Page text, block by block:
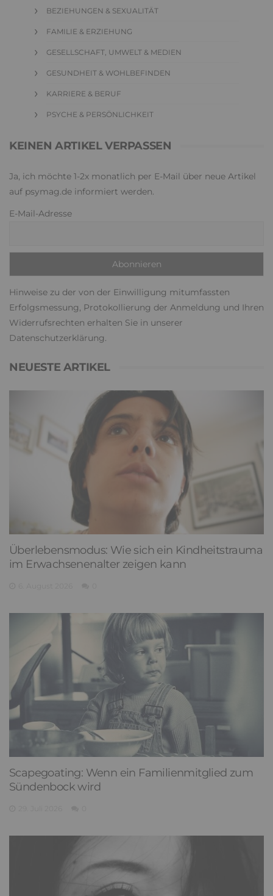
BEZIEHUNGEN & SEXUALITÄT
FAMILIE & ERZIEHUNG
GESELLSCHAFT, UMWELT & MEDIEN
GESUNDHEIT & WOHLBEFINDEN
KARRIERE & BERUF
PSYCHE & PERSÖNLICHKEIT
KEINEN ARTIKEL VERPASSEN
Ja, ich möchte 1-2x monatlich per E-Mail über neue Artikel
auf psymag.de informiert werden.
E-Mail-Adresse
Hinweise zu der von der Einwilligung mitumfassten
Erfolgsmessung, Protokollierung der Anmeldung und Ihren
Widerrufsrechten erhalten Sie in unserer
Datenschutzerklärung.
NEUESTE ARTIKEL
Überlebensmodus: Wie sich ein Kindheitstrauma
im Erwachsenenalter zeigen kann
Scapegoating: Wenn ein Familienmitglied zum
Sündenbock wird